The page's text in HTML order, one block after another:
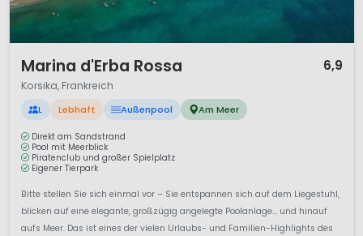
Marina d'Erba Rossa 6,9
Korsika, Frankreich
L Lebhaft Außenpool Am Meer
Direkt am Sandstrand
Pool mit Meerblick
Piratenclub und großer Spielplatz
Eigener Tierpark
Bitte stellen Sie sich einmal vor – Sie entspannen sich auf dem Liegestuhl,
blicken auf eine elegante, großzügig angelegte Poolanlage… und hinauf
aufs Meer. Das ist eines der vielen Urlaubs- und Familien-Highlights des